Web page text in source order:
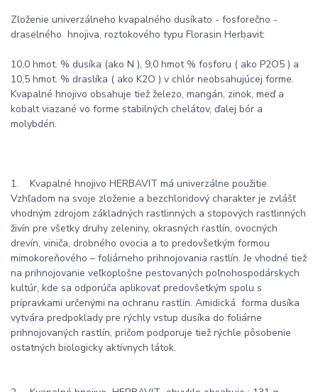
Zloženie univerzálneho kvapalného dusíkato - fosforečno -
draselného hnojiva, roztokového typu Florasin Herbavit:
10,0 hmot. % dusíka (ako N ), 9,0 hmot % fosforu ( ako P2O5 ) a
10,5 hmot. % draslíka ( ako K2O ) v chlór neobsahujúcej forme.
Kvapalné hnojivo obsahuje tiež železo, mangán, zinok, meď a
kobalt viazané vo forme stabilných chelátov, ďalej bór a
molybdén.
1. Kvapalné hnojivo HERBAVIT má univerzálne použitie.
Vzhľadom na svoje zloženie a bezchloridový charakter je zvlášť
vhodným zdrojom základných rastlinných a stopových rastlinných
živín pre všetky druhy zeleniny, okrasných rastlín, ovocných
drevín, viniča, drobného ovocia a to predovšetkým formou
mimokoreňového – foliárneho prihnojovania rastlín. Je vhodné tiež
na prihnojovanie veľkoplošne pestovaných poľnohospodárskych
kultúr, kde sa odporúča aplikovať predovšetkým spolu s
prípravkami určenými na ochranu rastlín. Amidická forma dusíka
vytvára predpoklady pre rýchly vstup dusíka do foliárne
prihnojovaných rastlín, pričom podporuje tiež rýchle pôsobenie
ostatných biologicky aktívnych látok.